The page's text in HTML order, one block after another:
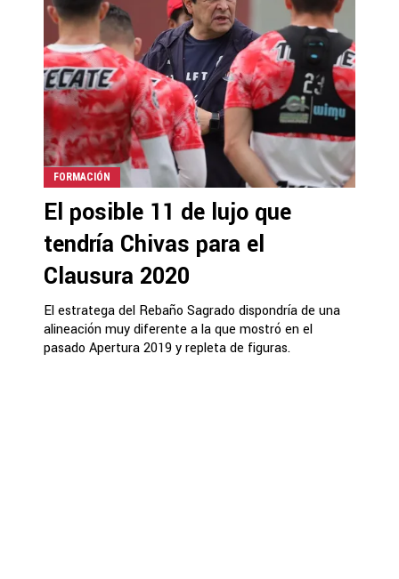
FORMACIÓN
El posible 11 de lujo que
tendría Chivas para el
Clausura 2020
El estratega del Rebaño Sagrado dispondría de una
alineación muy diferente a la que mostró en el
pasado Apertura 2019 y repleta de figuras.